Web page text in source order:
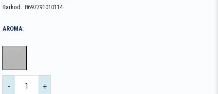
Barkod : 8697791010114
AROMA:
+
-